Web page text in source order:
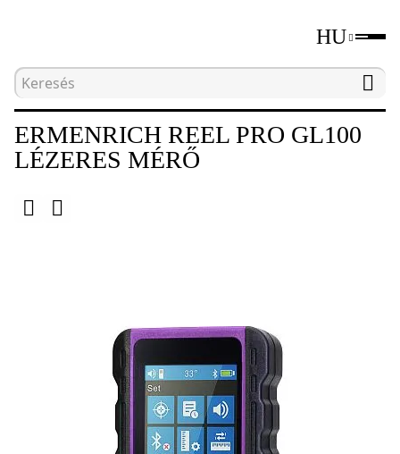
HU
Kezdőlap Lézeres
ERMENRICH REEL PRO GL100
LÉZERES MÉRŐ